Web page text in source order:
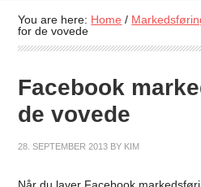
You are here: Home /
for de vovede
Facebook
de vovede
28. SEPTEMBER 2013 BY KIM
Når du laver Facebook